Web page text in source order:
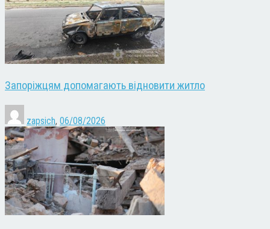
Запоріжцям допомагають відновити житло
zapsich, 06/08/2026